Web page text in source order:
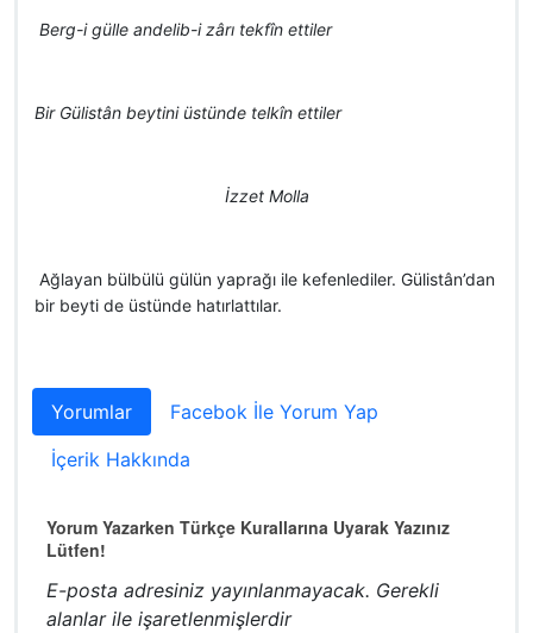
Berg-i gülle andelib-i zârı tekfîn ettiler
Bir Gülistân beytini üstünde telkîn ettiler
İzzet Molla
 Ağlayan bülbülü gülün yaprağı ile kefenlediler. Gülistân’dan
bir beyti de üstünde hatırlattılar.
Yorumlar
Facebok İle Yorum Yap
İçerik Hakkında
Yorum Yazarken Türkçe Kurallarına Uyarak Yazınız
Lütfen!
E-posta adresiniz yayınlanmayacak. Gerekli
alanlar ile işaretlenmişlerdir